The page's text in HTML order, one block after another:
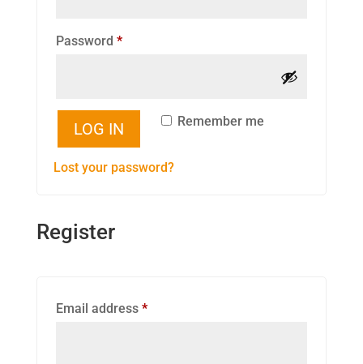
Password *Required
Remember me
LOG IN
Lost your password?
Register
Email address *Required